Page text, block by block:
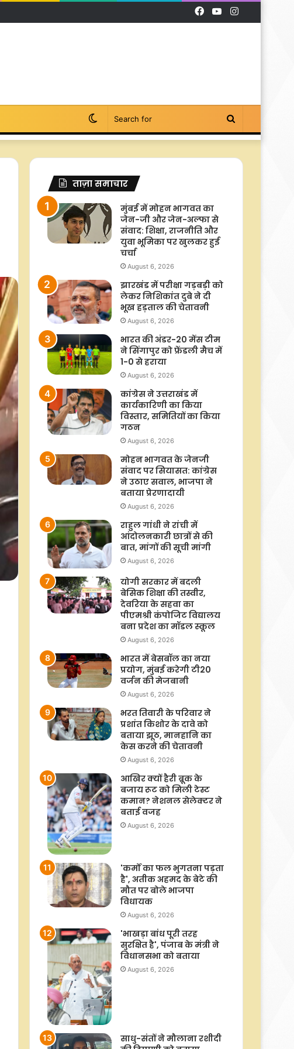
Instagram
YouTube
Facebook
Search
Switch
ताज़ा समाचार
मुंबई में मोहन भागवत का
जेन-जी और जेन-अल्फा से
संवाद: शिक्षा, राजनीति और
युवा भूमिका पर खुलकर हुई
चर्चा
August 6, 2026
झारखंड में परीक्षा गड़बड़ी को
लेकर निशिकांत दुबे ने दी
भूख हड़ताल की चेतावनी
August 6, 2026
भारत की अंडर-20 मेंस टीम
ने सिंगापुर को फ्रेंडली मैच में
1-0 से हराया
August 6, 2026
कांग्रेस ने उत्तराखंड में
कार्यकारिणी का किया
विस्तार, समितियों का किया
गठन
August 6, 2026
मोहन भागवत के जेनजी
संवाद पर सियासत: कांग्रेस
ने उठाए सवाल, भाजपा ने
बताया प्रेरणादायी
August 6, 2026
राहुल गांधी ने रांची में
आंदोलनकारी छात्रों से की
बात, मांगों की सूची मांगी
August 6, 2026
योगी सरकार में बदली
बेसिक शिक्षा की तस्वीर,
देवरिया के सहवा का
पीएमश्री कंपोजिट विद्यालय
बना प्रदेश का मॉडल स्कूल
August 6, 2026
भारत में बेसबॉल का नया
प्रयोग, मुंबई करेगी टी20
वर्जन की मेजबानी
August 6, 2026
भरत तिवारी के परिवार ने
प्रशांत किशोर के दावे को
बताया झूठ, मानहानि का
केस करने की चेतावनी
August 6, 2026
आखिर क्यों हैरी ब्रूक के
बजाय रूट को मिली टेस्ट
कमान? नेशनल सेलेक्टर ने
बताई वजह
August 6, 2026
'कर्मों का फल भुगतना पड़ता
है', अतीक अहमद के बेटे की
मौत पर बोले भाजपा
विधायक
August 6, 2026
'भाखड़ा बांध पूरी तरह
सुरक्षित है', पंजाब के मंत्री ने
विधानसभा को बताया
August 6, 2026
साधु-संतों ने मौलाना रशीदी